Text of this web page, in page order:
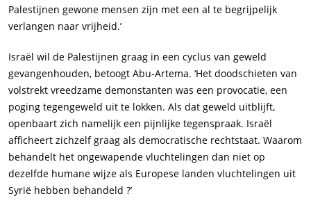
Palestijnen gewone mensen zijn met een al te begrijpelijk
verlangen naar vrijheid.’
Israël wil de Palestijnen graag in een cyclus van geweld
gevangenhouden, betoogt Abu-Artema. ‘Het doodschieten van
volstrekt vreedzame demonstanten was een provocatie, een
poging tegengeweld uit te lokken. Als dat geweld uitblijft,
openbaart zich namelijk een pijnlijke tegenspraak. Israël
afficheert zichzelf graag als democratische rechtstaat. Waarom
behandelt het ongewapende vluchtelingen dan niet op
dezelfde humane wijze als Europese landen vluchtelingen uit
Syrië hebben behandeld ?’